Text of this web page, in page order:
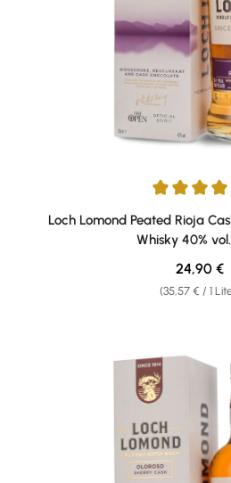
Durchschnittliche Bewertung
Loch Lomond Peated Rioja
Whisky 40%
(35,57 € / 1
24,90 €